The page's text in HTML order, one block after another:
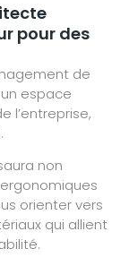
pour des
de
espace
l’entreprise,
non
orienter vers
qui allient